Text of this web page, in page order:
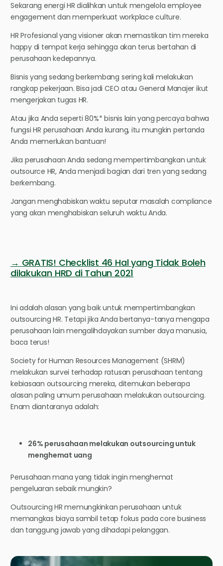
Sekarang energi HR dialihkan untuk mengelola employee
engagement dan memperkuat workplace culture.
HR Profesional yang visioner akan memastikan tim mereka
happy di tempat kerja sehingga akan terus bertahan di
perusahaan kedepannya.
Bisnis yang sedang berkembang sering kali melakukan
rangkap pekerjaan. Bisa jadi CEO atau General Manajer ikut
mengerjakan tugas HR.
Atau jika Anda seperti 80%* bisnis lain yang percaya bahwa
fungsi HR perusahaan Anda kurang, itu mungkin pertanda
Anda memerlukan bantuan!
Jika perusahaan Anda sedang mempertimbangkan untuk
outsource HR, Anda menjadi bagian dari tren yang sedang
berkembang.
Jangan menghabiskan waktu seputar masalah compliance
yang akan menghabiskan seluruh waktu Anda.
→ GRATIS! Checklist 46 Hal yang Tidak Boleh
dilakukan HRD di Tahun 2021
Ini adalah alasan yang baik untuk mempertimbangkan
outsourcing HR. Tetapi jika Anda bertanya-tanya mengapa
perusahaan lain mengalihdayakan sumber daya manusia,
baca terus!
Society for Human Resources Management (SHRM)
melakukan survei terhadap ratusan perusahaan tentang
kebiasaan outsourcing mereka, ditemukan beberapa
alasan paling umum perusahaan melakukan outsourcing.
Enam diantaranya adalah:
26% perusahaan melakukan outsourcing untuk
menghemat uang
Perusahaan mana yang tidak ingin menghemat
pengeluaran sebaik mungkin?
Outsourcing HR memungkinkan perusahaan untuk
memangkas biaya sambil tetap fokus pada core business
dan tanggung jawab yang dihadapi pelanggan.